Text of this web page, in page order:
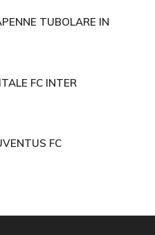
TUBOLARE IN
FC INTER
FC